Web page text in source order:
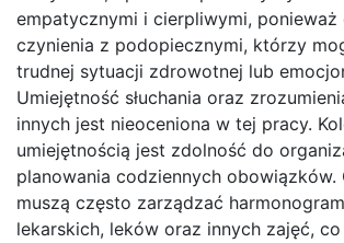
empatycznymi i cierpliwymi, ponieważ
czynienia z podopiecznymi, którzy
trudnej sytuacji zdrowotnej lub
Umiejętność słuchania oraz
innych jest nieoceniona w tej pracy.
umiejętnością jest zdolność do
planowania codziennych obowiązków.
muszą często zarządzać
lekarskich, leków oraz innych zajęć,